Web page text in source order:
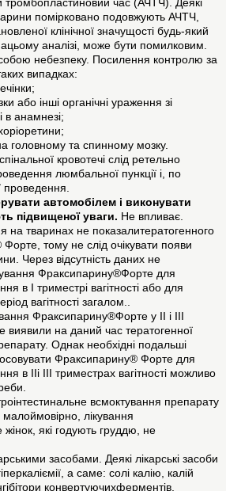
тромбопластиновий час (АЧТЧ). Деякі
помірковано подовжують АЧТЧ,
клінічної значущості будь-який
аналізі, може бути помилковим.
собою небезпеку. Посилення контролю за
випадках:
або інші органічні ураження зі
в анамнезі;
головному та спинному мозку.
кровотечі слід ретельно
люмбальної пункції і, по
проведення.
автомобілем і виконувати
підвищеної уваги. Не впливає.
на тваринах не показалитератогенного
тому не слід очікувати появи
Через відсутність даних не
Фраксипарину®Форте для
в І триместрі вагітності або для
вагітності загалом..
Фраксипарину®Форте у ІІ і ІІІ
виявили на даний час тератогенної
Однак необхідні подальші
Фраксипарину® Форте для
в ІІі ІІІ триместрах вагітності можливо
всмоктування препарату
лікування
які годують груддю, не
засобами. Деякі лікарські засоби
а саме: солі калію, калій
конвертуючихферментів,